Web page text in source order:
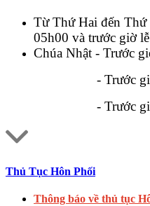
Từ Thứ Hai đến Thứ
05h00 và trước giờ
Chúa Nhật - Trước
- Trước giờ Lễ
- Trước giờ Lễ
Thủ Tục Hôn Phối
Thông báo về thủ tục